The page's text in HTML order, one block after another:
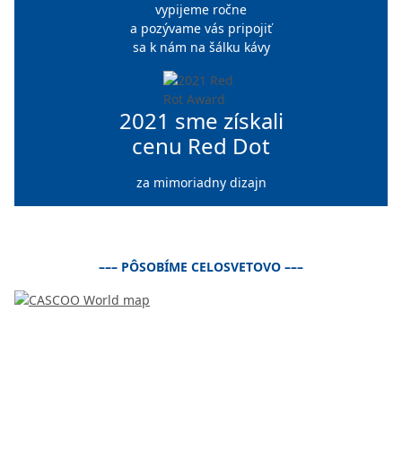
vypijeme ročne
a pozývame vás pripojiť
sa k nám na šálku kávy
2021 sme získali
cenu Red Dot
za mimoriadny dizajn
––– PÔSOBÍME CELOSVETOVO –––